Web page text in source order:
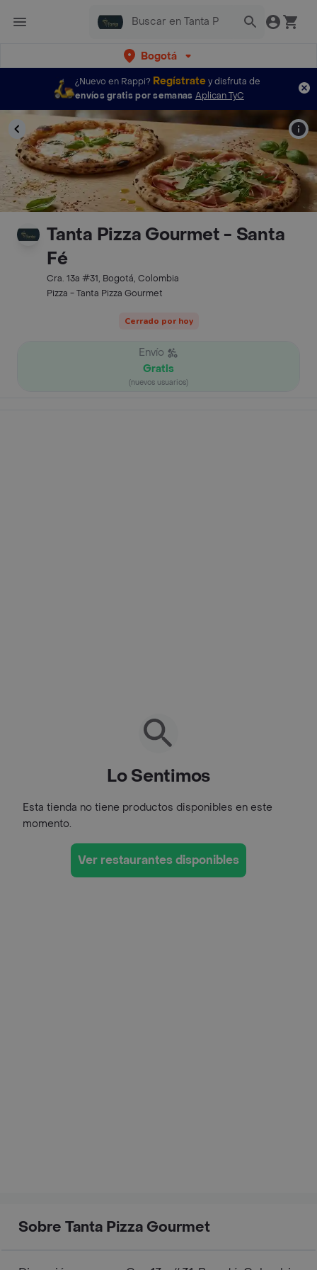
Bogotá
¿Nuevo en Rappi? Regístratey disfruta de
envíos gratis por semanas Aplican TyC
Tanta Pizza Gourmet - Santa
Fé
Cra. 13a #31, Bogotá, Colombia
Pizza - Tanta Pizza Gourmet
Cerrado por hoy
Envío
Gratis
(nuevos usuarios)
Lo Sentimos
Esta tienda no tiene productos disponibles en este
momento.
Ver restaurantes disponibles
Sobre Tanta Pizza Gourmet